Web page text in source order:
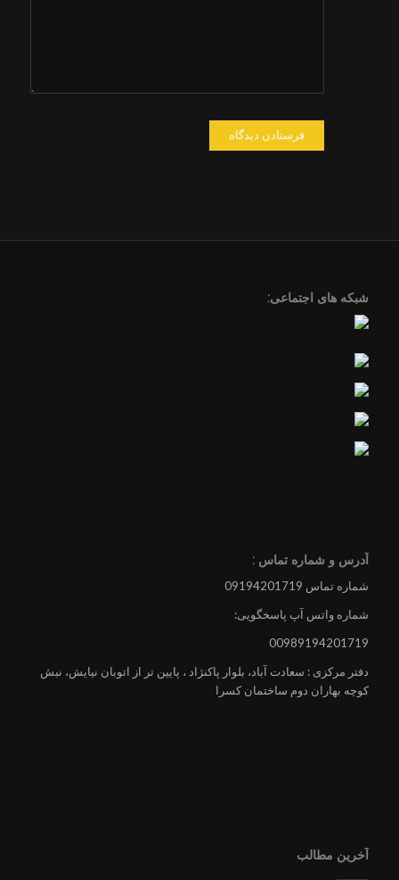
شبکه های اجتماعی:
آدرس و شماره تماس :
شماره تماس 09194201719
شماره واتس آپ پاسخگویی:
00989194201719
دفتر مرکزی : سعادت آباد، بلوار پاکنژاد ، پایین تر از اتوبان نیایش، نبش
کوچه بهاران دوم ساختمان کسرا
آخرین مطالب